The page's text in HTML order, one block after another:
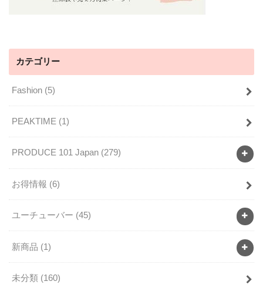
カテゴリー
Fashion (5)
PEAKTIME (1)
PRODUCE 101 Japan (279)
お得情報 (6)
ユーチューバー (45)
新商品 (1)
未分類 (160)